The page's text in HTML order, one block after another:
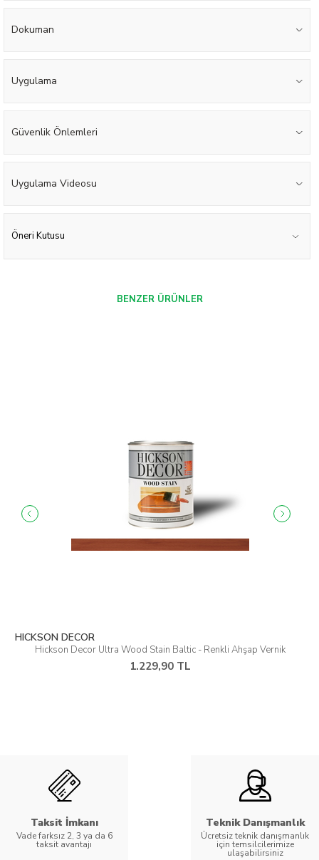
Dokuman
Uygulama
Güvenlik Önlemleri
Uygulama Videosu
Öneri Kutusu
BENZER ÜRÜNLER
HICKSON DECOR
Hickson Decor Ultra Wood Stain Baltic - Renkli Ahşap Vernik
1.229,90 TL
Taksit İmkanı
Vade farksız 2, 3 ya da 6
taksit avantajı
Teknik Danışmanlık
Ücretsiz teknik danışmanlık
için temsilcilerimize
ulaşabilirsiniz